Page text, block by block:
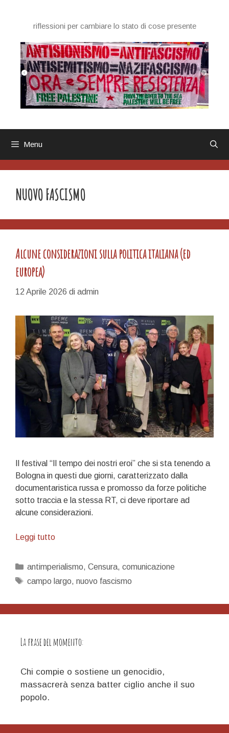
contenutoriflessioni per cambiare lo stato di cose presente
Menu
NUOVO FASCISMO
Alcune considerazioni sulla politica italiana (ed
europea)
12 Aprile 2026 di admin
Il festival “Il tempo dei nostri eroi” che si sta tenendo a
Bologna in questi due giorni, caratterizzato dalla
documentaristica russa e promosso da forze politiche
sotto traccia e la stessa RT, ci deve riportare ad
alcune considerazioni.
Leggi tuttoAlcune
italiana
Categorie
antimperialismo, Censura, comunicazione
Tag
campo largo, nuovo fascismo
La frase del momento:
Chi compie o sostiene un genocidio,
massacrerà senza batter ciglio anche il suo
popolo.